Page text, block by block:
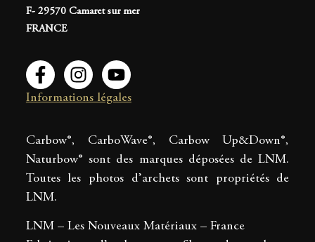
F- 29570 Camaret sur mer
FRANCE
Informations légales
Carbow®, CarboWave®, Carbow Up&Down®,
Naturbow® sont des marques déposées de LNM.
Toutes les photos d’archets sont propriétés de
LNM.
LNM – Les Nouveaux Matériaux – France